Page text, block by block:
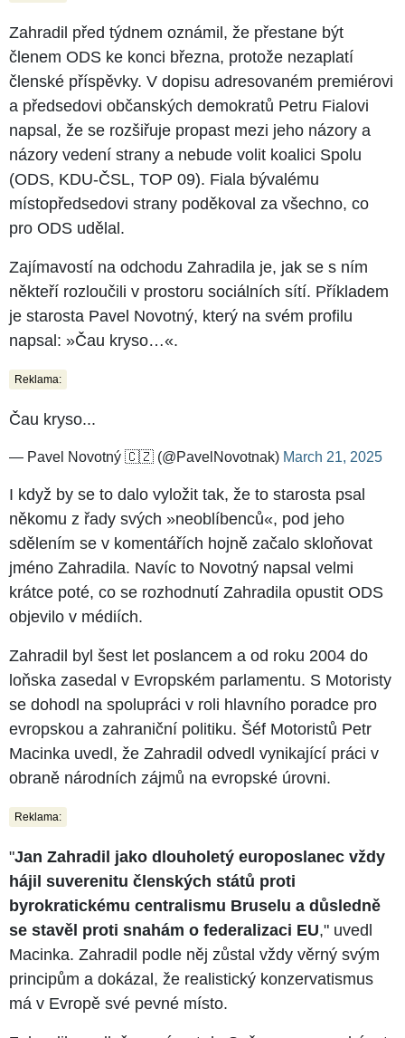
Zahradil před týdnem oznámil, že přestane být
členem ODS ke konci března, protože nezaplatí
členské příspěvky. V dopisu adresovaném premiérovi
a předsedovi občanských demokratů Petru Fialovi
napsal, že se rozšiřuje propast mezi jeho názory a
názory vedení strany a nebude volit koalici Spolu
(ODS, KDU-ČSL, TOP 09). Fiala bývalému
místopředsedovi strany poděkoval za všechno, co
pro ODS udělal.
Zajímavostí na odchodu Zahradila je, jak se s ním
někteří rozloučili v prostoru sociálních sítí. Příkladem
je starosta Pavel Novotný, který na svém profilu
napsal: »Čau kryso…«.
Reklama:
Čau kryso...
— Pavel Novotný 🇨🇿 (@PavelNovotnak) March 21, 2025
I když by se to dalo vyložit tak, že to starosta psal
někomu z řady svých »neoblíbenců«, pod jeho
sdělením se v komentářích hojně začalo skloňovat
jméno Zahradila. Navíc to Novotný napsal velmi
krátce poté, co se rozhodnutí Zahradila opustit ODS
objevilo v médiích.
Zahradil byl šest let poslancem a od roku 2004 do
loňska zasedal v Evropském parlamentu. S Motoristy
se dohodl na spolupráci v roli hlavního poradce pro
evropskou a zahraniční politiku. Šéf Motoristů Petr
Macinka uvedl, že Zahradil odvedl vynikající práci v
obraně národních zájmů na evropské úrovni.
Reklama:
"Jan Zahradil jako dlouholetý europoslanec vždy
hájil suverenitu členských států proti
byrokratickému centralismu Bruselu a důsledně
se stavěl proti snahám o federalizaci EU," uvedl
Macinka. Zahradil podle něj zůstal vždy věrný svým
principům a dokázal, že realistický konzervatismus
má v Evropě své pevné místo.